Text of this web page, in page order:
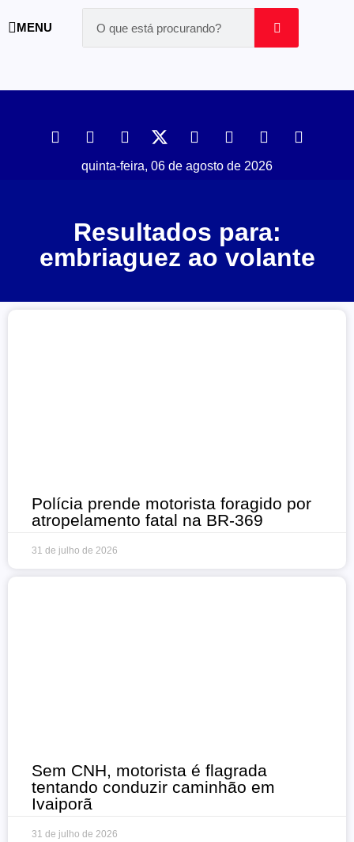
MENU
quinta-feira, 06 de agosto de 2026
Resultados para:
embriaguez ao volante
Polícia prende motorista foragido por
atropelamento fatal na BR-369
31 de julho de 2026
Sem CNH, motorista é flagrada
tentando conduzir caminhão em
Ivaiporã
31 de julho de 2026